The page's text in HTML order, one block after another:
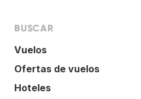
BUSCAR
Vuelos
Ofertas de vuelos
Hoteles